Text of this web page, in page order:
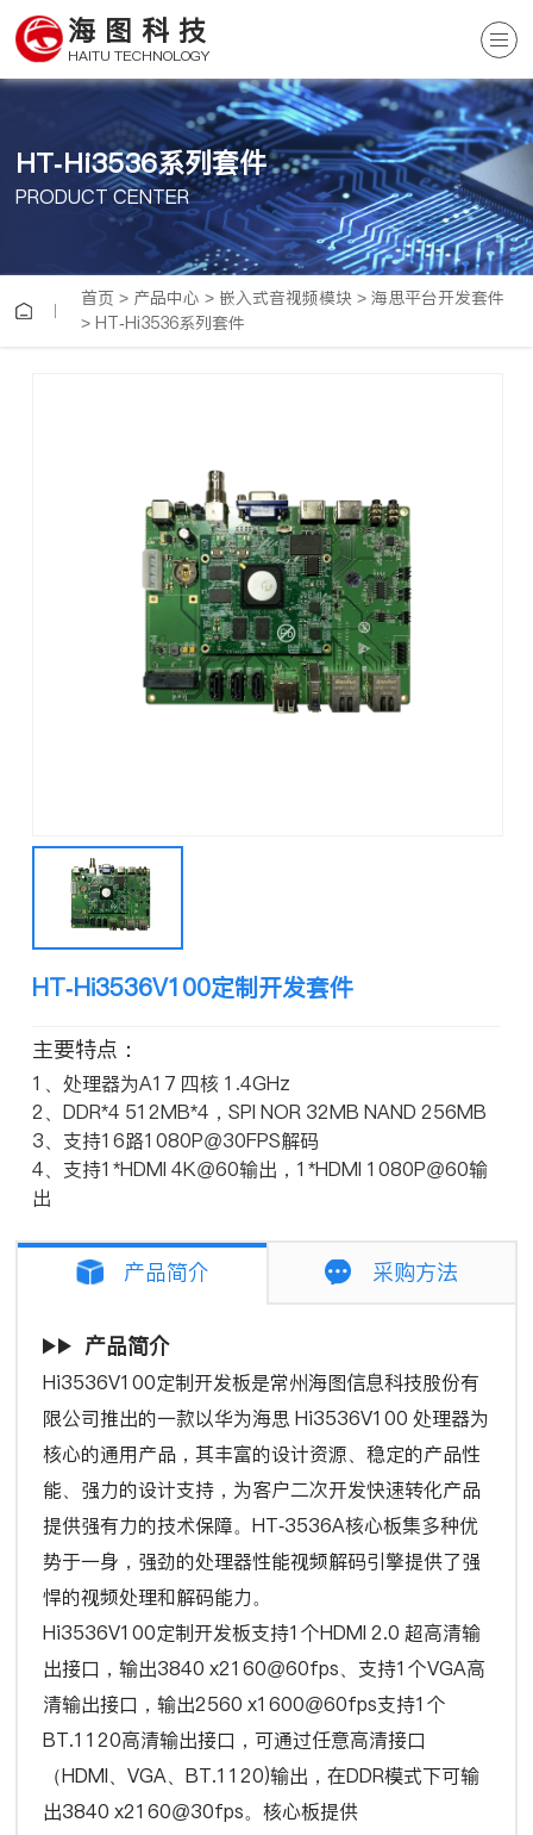
海图科技
HAITU TECHNOLOGY
HT-Hi3536系列套件
PRODUCT CENTER
首页 > 产品中心 > 嵌入式音视频模块 >海思平台开发套件
> HT-Hi3536系列套件
HT-Hi3536V100定制开发套件
主要特点：
1、处理器为A17 四核 1.4GHz
2、DDR*4 512MB*4，SPI NOR 32MB NAND 256MB
3、支持16路1080P@30FPS解码
4、支持1*HDMI 4K@60输出，1*HDMI 1080P@60输
出
产品简介 采购方法
产品简介
Hi3536V100定制开发板是常州海图信息科技股份有
限公司推出的一款以华为海思 Hi3536V100 处理器为
核心的通用产品，其丰富的设计资源、稳定的产品性
能、强力的设计支持，为客户二次开发快速转化产品
提供强有力的技术保障。HT-3536A核心板集多种优
势于一身，强劲的处理器性能视频解码引擎提供了强
悍的视频处理和解码能力。
Hi3536V100定制开发板支持1个HDMI 2.0 超高清输
出接口，输出3840 x2160@60fps、支持1个VGA高
清输出接口，输出2560 x1600@60fps支持1个
BT.1120高清输出接口，可通过任意高清接口
（HDMI、VGA、BT.1120)输出，在DDR模式下可输
出3840 x2160@30fps。核心板提供